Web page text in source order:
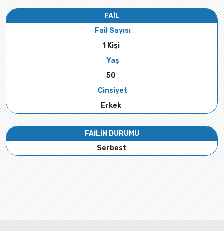
FAİL
Fail Sayısı
1 Kişi
Yaş
50
Cinsiyet
Erkek
FAİLİN DURUMU
Serbest